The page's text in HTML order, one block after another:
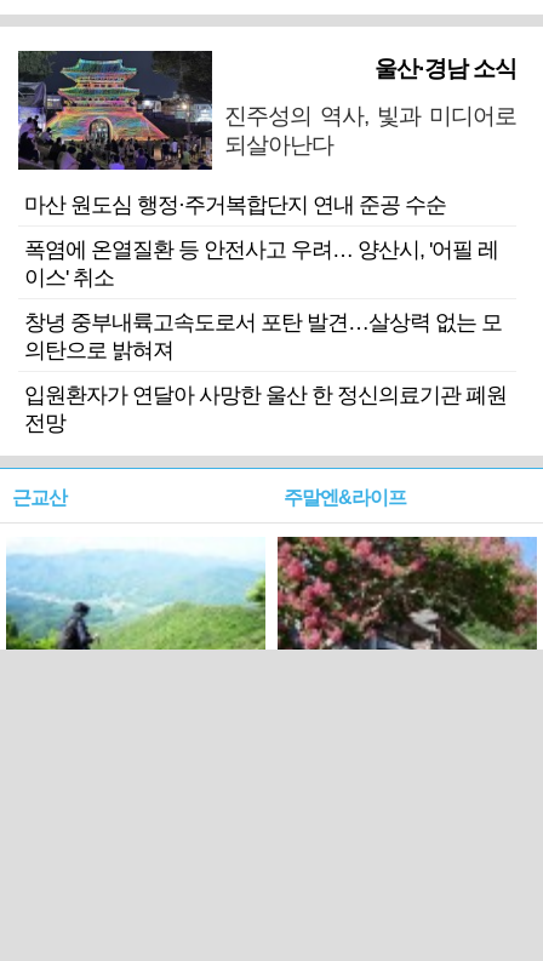
울산·경남 소식
진주성의 역사, 빛과 미디어로
되살아난다
마산 원도심 행정·주거복합단지 연내 준공 수순
폭염에 온열질환 등 안전사고 우려… 양산시, '어필 레
이스' 취소
창녕 중부내륙고속도로서 포탄 발견…살상력 없는 모
의탄으로 밝혀져
입원환자가 연달아 사망한 울산 한 정신의료기관 폐원
전망
근교산 주말엔&라이프